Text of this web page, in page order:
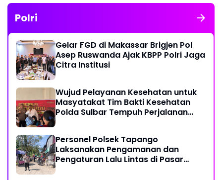
Polri
Gelar FGD di Makassar Brigjen Pol
Asep Ruswanda Ajak KBPP Polri Jaga
Citra Institusi
Wujud Pelayanan Kesehatan untuk
Masyatakat Tim Bakti Kesehatan
Polda Sulbar Tempuh Perjalanan
Personel Polsek Tapango
Laksanakan Pengamanan dan
Pengaturan Lalu Lintas di Pasar